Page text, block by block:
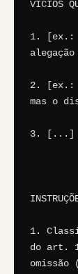
VÍCIOS
1. [ex.:
alegação
2. [ex.:
mas o
3. [...]
1.
do art.